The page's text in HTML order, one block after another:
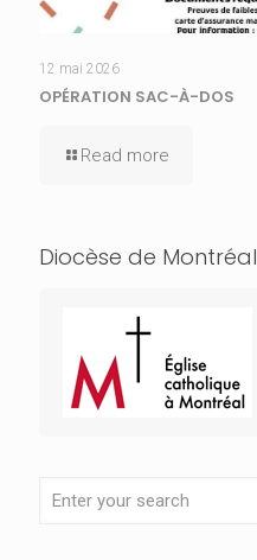
12 mai 2026
OPÉRATION SAC-À-DOS
Read more
Diocèse de Montréal